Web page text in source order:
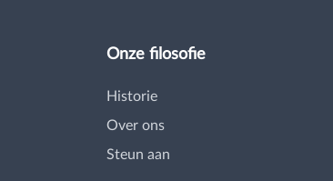
Onze filosofie
Historie
Over ons
Steun aan